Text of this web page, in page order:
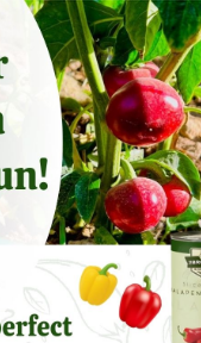
Discover
Jalapeño
Benefits,